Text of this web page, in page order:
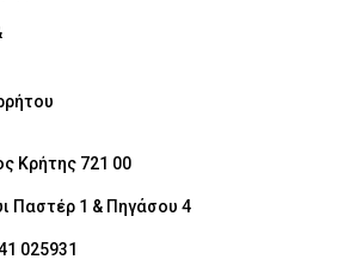
Κρήτης 721 00
Παστέρ 1 & Πηγάσου 4
025931